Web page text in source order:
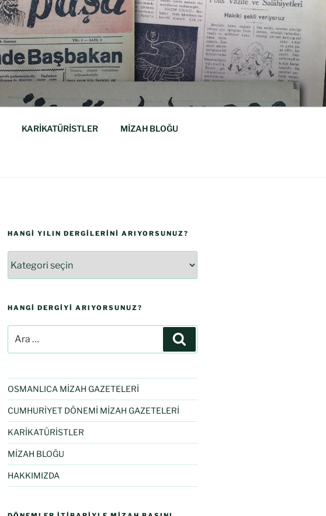
KARİKATÜRİSTLER MİZAH BLOĞU
HANGI YILIN DERGILERINI ARIYORSUNUZ?
HANGI DERGIYI ARIYORSUNUZ?
OSMANLICA MİZAH GAZETELERİ
CUMHURİYET DÖNEMİ MİZAH GAZETELERİ
KARİKATÜRİSTLER
MİZAH BLOĞU
HAKKIMIZDA